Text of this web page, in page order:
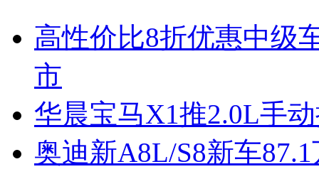
高性价比8折优惠中级
市
华晨宝马X1推2.0L手
奥迪新A8L/S8新车